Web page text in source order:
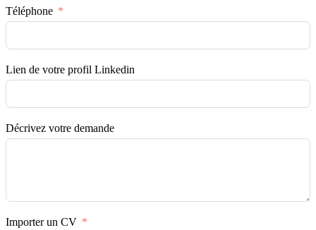
Téléphone
Lien de votre profil Linkedin
Décrivez votre demande
Importer un CV